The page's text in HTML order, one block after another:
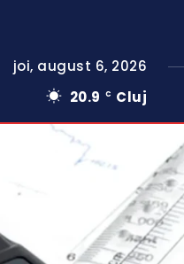
joi, august 6, 2026
20.9
C Cluj